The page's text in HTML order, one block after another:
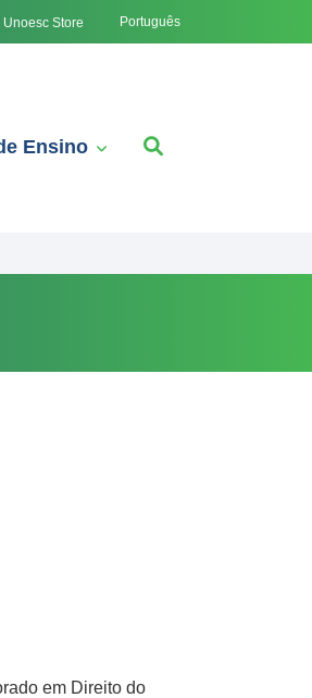
Unoesc Store Português
Ensino
em Direito do